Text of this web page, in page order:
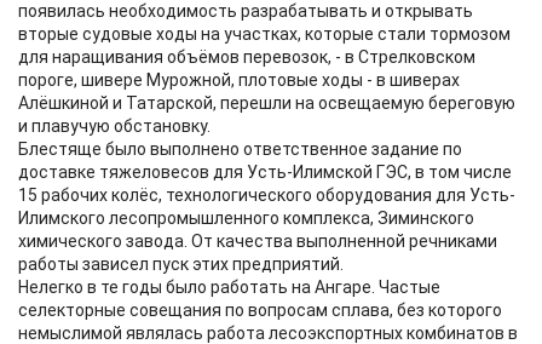
появилась необходимость разрабатывать и открывать
вторые судовые ходы на участках, которые стали тормозом
для наращивания объёмов перевозок, - в Стрелковском
пороге, шивере Мурожной, плотовые ходы - в шиверах
Алёшкиной и Татарской, перешли на освещаемую береговую
и плавучую обстановку.
Блестяще было выполнено ответственное задание по
доставке тяжеловесов для Усть-Илимской ГЭС, в том числе
15 рабочих колёс, технологического оборудования для Усть-
Илимского лесопромышленного комплекса, Зиминского
химического завода. От качества выполненной речниками
работы зависел пуск этих предприятий.
Нелегко в те годы было работать на Ангаре. Частые
селекторные совещания по вопросам сплава, без которого
немыслимой являлась работа лесоэкспортных комбинатов в